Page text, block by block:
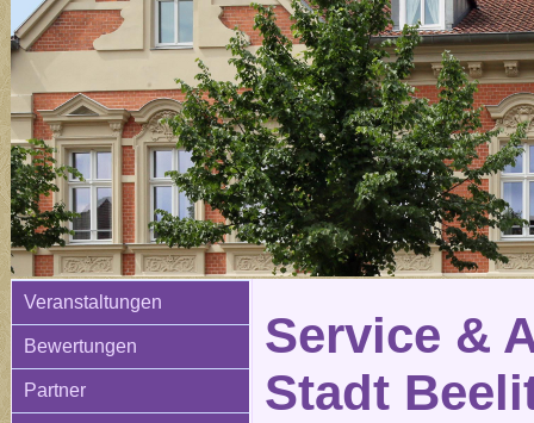
Veranstaltungen
Bewertungen
Partner
Service &
Stadt